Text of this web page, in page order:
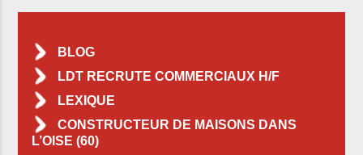
BLOG
LDT RECRUTE COMMERCIAUX H/F
LEXIQUE
CONSTRUCTEUR DE MAISONS DANS
L’OISE (60)